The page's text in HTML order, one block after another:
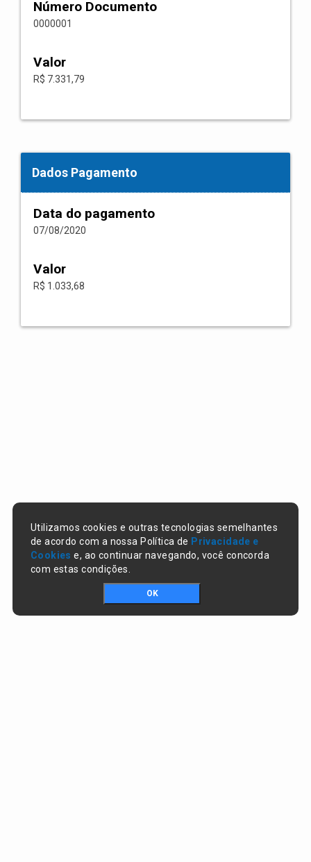
Número Documento
0000001
Valor
R$ 7.331,79
Dados Pagamento
Data do pagamento
07/08/2020
Valor
R$ 1.033,68
Utilizamos cookies e outras tecnologias semelhantes
de acordo com a nossa Política de Privacidade e
Cookies e, ao continuar navegando, você concorda
com estas condições.
OK